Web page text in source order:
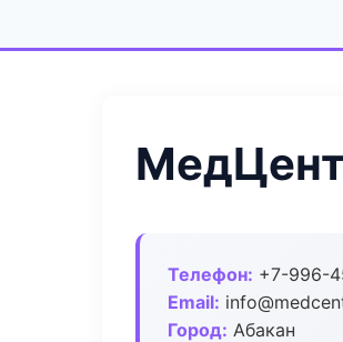
Телефон: +7-996-
Email:
Город: Абакан